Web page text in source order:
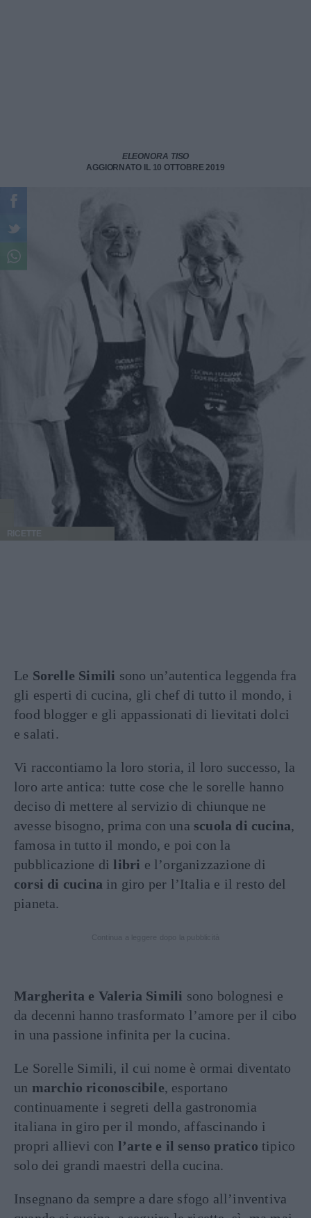
ELEONORA TISO
AGGIORNATO IL 10 OTTOBRE 2019
RICETTE
Le Sorelle Simili sono un’autentica leggenda fra
gli esperti di cucina, gli chef di tutto il mondo, i
food blogger e gli appassionati di lievitati dolci
e salati.
Vi raccontiamo la loro storia, il loro successo, la
loro arte antica: tutte cose che le sorelle hanno
deciso di mettere al servizio di chiunque ne
avesse bisogno, prima con una scuola di cucina,
famosa in tutto il mondo, e poi con la
pubblicazione di libri e l’organizzazione di
corsi di cucina in giro per l’Italia e il resto del
pianeta.
Margherita e Valeria Simili sono bolognesi e
da decenni hanno trasformato l’amore per il cibo
in una passione infinita per la cucina.
Le Sorelle Simili, il cui nome è ormai diventato
un marchio riconoscibile, esportano
continuamente i segreti della gastronomia
italiana in giro per il mondo, affascinando i
propri allievi con l’arte e il senso pratico tipico
solo dei grandi maestri della cucina.
Insegnano da sempre a dare sfogo all’inventiva